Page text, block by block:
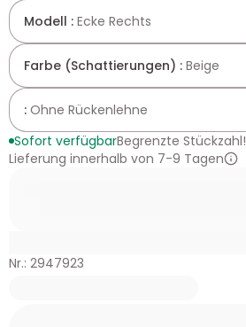
Modell : Ecke Rechts
Farbe (Schattierungen) : Beige
: Ohne Rückenlehne
Sofort verfügbarBegrenzte Stückzahl!
Lieferung innerhalb von 7-9 Tagen
Nr.: 2947923